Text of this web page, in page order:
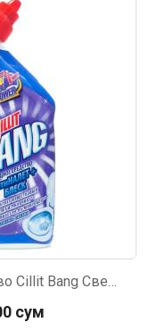
Чистящее средство Cillit Bang Свежесть океана Антиналет и Блеск для туалета 450мл
сум